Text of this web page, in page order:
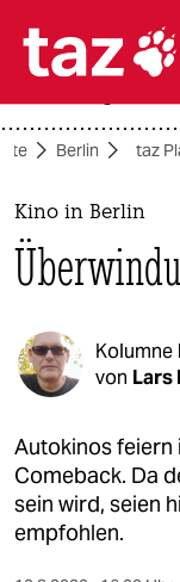

themen
politik
öko
gesellschaft
kultur
sport
berlin
krieg in der
Berlin taz
Kino in Berlin
Kolumne
von Lars
Autokinos feiern
Comeback. Da
sein wird, seien
empfohlen.